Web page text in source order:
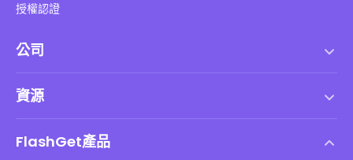
授權認證
公司
DMCA 政策
資源
FlashGet產品